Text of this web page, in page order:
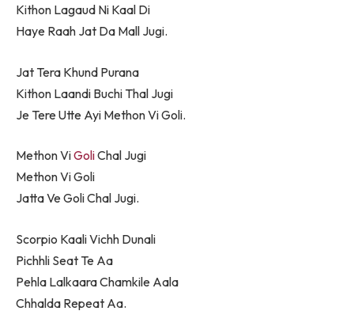
Kithon Lagaud Ni Kaal Di
Haye Raah Jat Da Mall Jugi.
Jat Tera Khund Purana
Kithon Laandi Buchi Thal Jugi
Je Tere Utte Ayi Methon Vi Goli.
Methon ViGoliChal Jugi
Methon Vi Goli
Jatta Ve Goli Chal Jugi.
Scorpio Kaali Vichh Dunali
Pichhli Seat Te Aa
Pehla Lalkaara Chamkile Aala
Chhalda Repeat Aa.